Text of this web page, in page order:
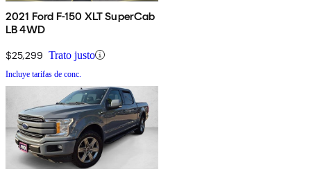
2021 Ford F-150 XLT SuperCab
LB 4WD
$25,299 Trato justo
Incluye tarifas de conc.